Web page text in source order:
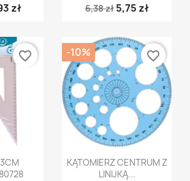
zł
6,38 zł 5,75 zł
favorite_border
Szybki podgląd
KĄTOMIERZ CENTRUM Z
LINIJKĄ...
-10% favorite_border